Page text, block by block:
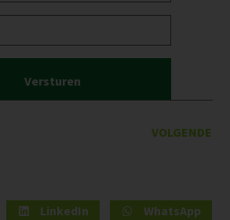
VOLGENDE
LinkedIn
WhatsApp